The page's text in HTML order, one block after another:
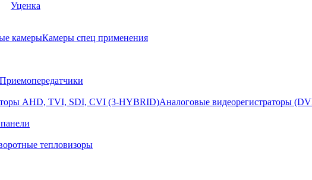
Уценка
камерыКамеры спец применения
Приемопередатчики
AHD, TVI, SDI, CVI (3-HYBRID)Аналоговые видеорегистраторы
тепловизоры